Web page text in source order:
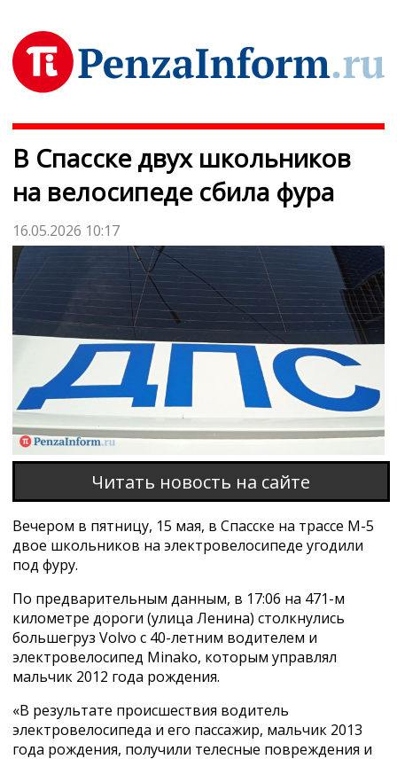
В Спасске двух школьников
на велосипеде сбила фура
16.05.2026 10:17
Читать новость на сайте
Вечером в пятницу, 15 мая, в Спасске на трассе М-5
двое школьников на электровелосипеде угодили
под фуру.
По предварительным данным, в 17:06 на 471-м
километре дороги (улица Ленина) столкнулись
большегруз Volvo с 40-летним водителем и
электровелосипед Minako, которым управлял
мальчик 2012 года рождения.
«В результате происшествия водитель
электровелосипеда и его пассажир, мальчик 2013
года рождения, получили телесные повреждения и